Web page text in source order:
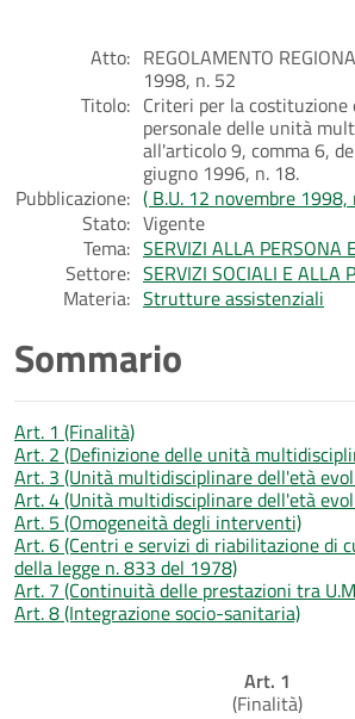
Atto: REGOLAMENTO
1998, n. 52
Titolo: Criteri per la costituzione
personale delle unità
all'articolo 9, comma 6,
giugno 1996, n. 18.
Pubblicazione: ( B.U. 12 novembre 1998,
Stato: Vigente
Tema: SERVIZI ALLA PERSONA
Settore: SERVIZI SOCIALI E ALLA
Materia: Strutture assistenziali
Sommario
Art. 1 (Finalità)
Art. 2 (Definizione delle unità
Art. 3 (Unità multidisciplinare dell'età
Art. 4 (Unità multidisciplinare dell'età
Art. 5 (Omogeneità degli interventi)
Art. 6 (Centri e servizi di riabilitazione di
della legge n. 833 del 1978)
Art. 7 (Continuità delle prestazioni tra
Art. 8 (Integrazione socio-sanitaria)
Art. 1
(Finalità)